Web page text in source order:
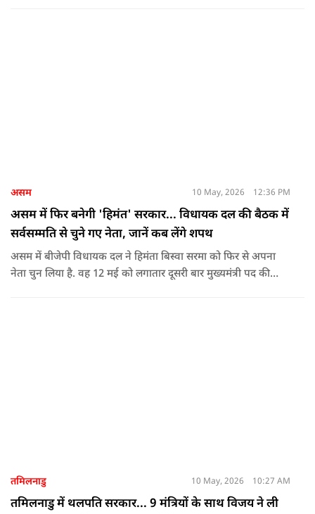
असम 10 May, 2026 12:36 PM
असम में फिर बनेगी 'हिमंत' सरकार... विधायक दल की बैठक में
सर्वसम्मति से चुने गए नेता, जानें कब लेंगे शपथ
असम में बीजेपी विधायक दल ने हिमंता बिस्वा सरमा को फिर से अपना
नेता चुन लिया है. वह 12 मई को लगातार दूसरी बार मुख्यमंत्री पद की
तमिलनाडु 10 May, 2026 10:27 AM
तमिलनाडु में थलपति सरकार... 9 मंत्रियों के साथ विजय ने ली